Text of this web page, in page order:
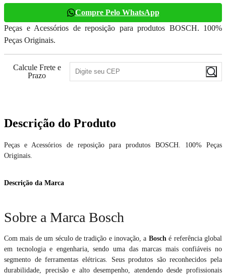
Compre Pelo WhatsApp
Peças e Acessórios de reposição para produtos BOSCH. 100%
Peças Originais.
Calcule Frete e
Prazo
Descrição do Produto
Peças e Acessórios de reposição para produtos BOSCH. 100% Peças
Originais.
Descrição da Marca
Sobre a Marca Bosch
Com mais de um século de tradição e inovação, a Bosché referência global
em tecnologia e engenharia, sendo uma das marcas mais confiáveis no
segmento de ferramentas elétricas. Seus produtos são reconhecidos pela
durabilidade, precisão e alto desempenho, atendendo desde profissionais